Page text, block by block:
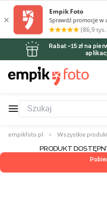
Rabat –15 zł na
empikfoto.pl Wszystkie
PRODUKT